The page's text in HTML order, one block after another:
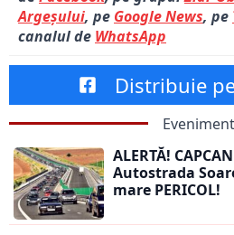
Argeșului, pe Google News, pe
canalul de WhatsApp
Distribuie
ALERTĂ!
Autostrada
mare PERICOL!